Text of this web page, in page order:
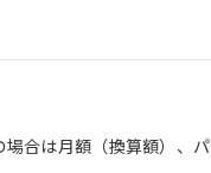
合は月額（換算額）、